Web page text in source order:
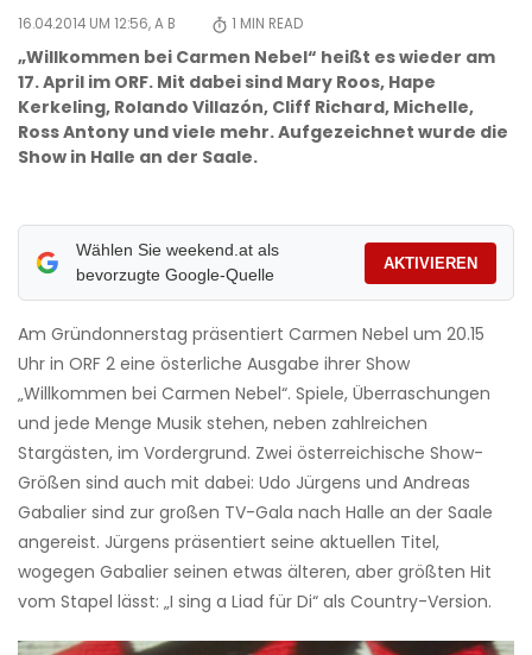
16.04.2014 UM 12:56,A B 1 MIN READ
„Willkommen bei Carmen Nebel“ heißt es wieder am
17. April im ORF. Mit dabei sind Mary Roos, Hape
Kerkeling, Rolando Villazón, Cliff Richard, Michelle,
Ross Antony und viele mehr. Aufgezeichnet wurde die
Show in Halle an der Saale.
Wählen Sie weekend.at als
bevorzugte Google-Quelle
AKTIVIEREN
Am Gründonnerstag präsentiert Carmen Nebel um 20.15
Uhr in ORF 2 eine österliche Ausgabe ihrer Show
„Willkommen bei Carmen Nebel“. Spiele, Überraschungen
und jede Menge Musik stehen, neben zahlreichen
Stargästen, im Vordergrund. Zwei österreichische Show-
Größen sind auch mit dabei: Udo Jürgens und Andreas
Gabalier sind zur großen TV-Gala nach Halle an der Saale
angereist. Jürgens präsentiert seine aktuellen Titel,
wogegen Gabalier seinen etwas älteren, aber größten Hit
vom Stapel lässt: „I sing a Liad für Di“ als Country-Version.